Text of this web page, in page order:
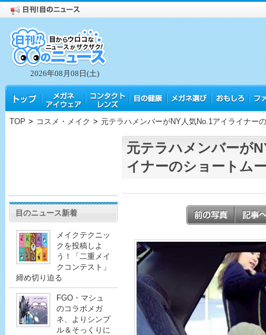
2026年08月08日(土)
TOP > コスメ・メイク > 元テラハメンバーがNY人気No.1アイライナー
目のニュース新着
メイクテクニッ
クを投稿しよ
う！「二重メイ
クコンテスト」
締め切り迫る
FGO・マシュ
のコラボメガ
ネ、よりシンプ
ル＆そっくりに
元テラハメンバーが
イナーのショートム